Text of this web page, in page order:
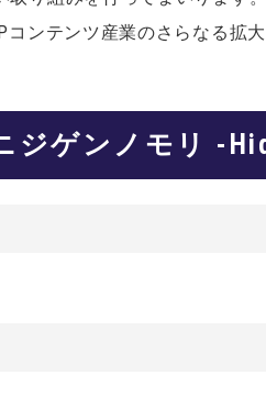
ンテンツ産業のさらなる拡
ニジゲンノモリ -